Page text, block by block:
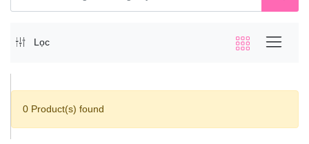
Lọc
0 Product(s) found